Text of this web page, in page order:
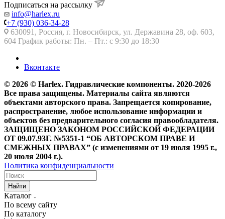
Подписаться на рассылку
info@harlex.ru
+7 (930) 036-34-28
630091, Россия, г. Новосибирск, ул. Державина 28, оф. 603,
604 График работы: Пн. – Пт.: с 9:30 до 18:30
Вконтакте
© 2026 © Harlex. Гидравлические компоненты. 2020-2026
Все права защищены. Материалы сайта являются
объектами авторского права. Запрещается копирование,
распространение, любое использование информации и
объектов без предварительного согласия правообладателя.
ЗАЩИЩЕНО ЗАКОНОМ РОССИЙСКОЙ ФЕДЕРАЦИИ
ОТ 09.07.93Г. №5351-1 “ОБ АВТОРСКОМ ПРАВЕ И
СМЕЖНЫХ ПРАВАХ” (с изменениями от 19 июля 1995 г.,
20 июля 2004 г.).
Политика конфиденциальности
Найти
Каталог
По всему сайту
По каталогу